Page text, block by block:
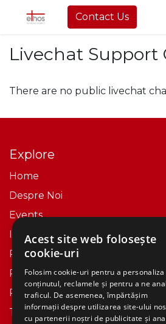
Contact Us
Livechat Support
There are no public livechat
Explore
Home
Despre Noi​
Events
Istoric
Politica Cookies
Retur / Anulare
Politica Confidentialitate
Termeni si conditii
Acest site web folosește
cookie-uri
Folosim cookie-uri pentru a personaliza
conținutul, reclamele și pentru a ne
traficul. De asemenea, împărtășim
informații despre utilizarea site-ului
cu partenerii noștri de publicitate și